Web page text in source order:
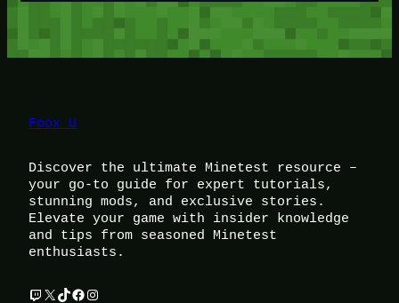
Foox U
Discover the ultimate Minetest resource –
your go-to guide for expert tutorials,
stunning mods, and exclusive stories.
Elevate your game with insider knowledge
and tips from seasoned Minetest
enthusiasts.
Twitch X TikTok Facebook Instagram